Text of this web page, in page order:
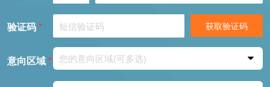
验证码* 获取验证码
意向区域* 您的意向区域(可多选)